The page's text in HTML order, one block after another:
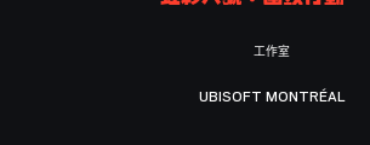
工作室
UBISOFT MONTRÉAL